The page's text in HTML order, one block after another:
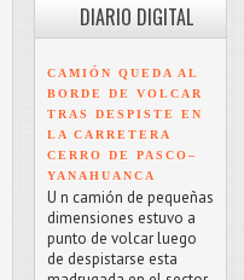
DIARIO DIGITAL
CAMIÓN QUEDA AL
BORDE DE VOLCAR
TRAS DESPISTE EN
LA CARRETERA
CERRO DE PASCO–
YANAHUANCA
U n camión de pequeñas
dimensiones estuvo a
punto de volcar luego
de despistarse esta